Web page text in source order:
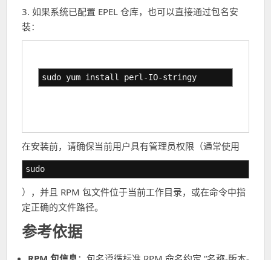
3. 如果系统已配置 EPEL 仓库，也可以直接通过包名安
装：
sudo yum install perl-IO-stringy
在安装前，请确保当前用户具有管理员权限（通常使用
sudo
），并且 RPM 包文件位于当前工作目录，或在命令中指
定正确的文件路径。
参考依据